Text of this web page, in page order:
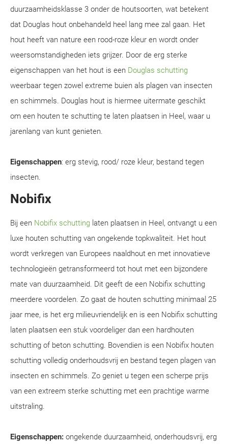
duurzaamheidsklasse 3 onder de houtsoorten, wat betekent
dat Douglas hout onbehandeld heel lang mee zal gaan. Het
hout heeft van nature een rood-roze kleur en wordt onder
weersomstandigheden iets grijzer. Door de erg sterke
eigenschappen van het hout is een Douglas schutting
weerbaar tegen zowel extreme buien als plagen van insecten
en schimmels. Douglas hout is hiermee uitermate geschikt
om een houten te schutting te laten plaatsen in Heel, waar u
jarenlang van kunt genieten.
Eigenschappen: erg stevig, rood/ roze kleur, bestand tegen
insecten.
Nobifix
Bij een Nobifix schutting laten plaatsen in Heel, ontvangt u een
luxe houten schutting van ongekende topkwaliteit. Het hout
wordt verkregen van Europees naaldhout en met innovatieve
technologieën getransformeerd tot hout met een bijzondere
mate van duurzaamheid. Dit geeft de een Nobifix schutting
meerdere voordelen. Zo gaat de houten schutting minimaal 25
jaar mee, is het erg milieuvriendelijk en is een Nobifix schutting
laten plaatsen een stuk voordeliger dan een hardhouten
schutting of beton schutting. Bovendien is een Nobifix houten
schutting volledig onderhoudsvrij en bestand tegen plagen van
insecten en schimmels. Zo geniet u tegen een scherpe prijs
van een extreem sterke schutting met een prachtige warme
uitstraling.
Eigenschappen: ongekende duurzaamheid, onderhoudsvrij, erg